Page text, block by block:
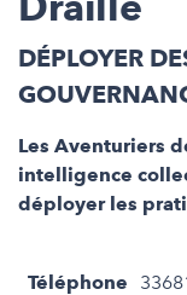
DÉPLOYER
Les Aventuriers
intelligence
déployer les
Téléphone